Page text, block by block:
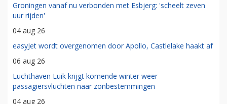
Groningen vanaf nu verbonden met Esbjerg: 'scheelt zeven
uur rijden'
04 aug 26
easyJet wordt overgenomen door Apollo, Castlelake haakt af
06 aug 26
Luchthaven Luik krijgt komende winter weer
passagiersvluchten naar zonbestemmingen
04 aug 26